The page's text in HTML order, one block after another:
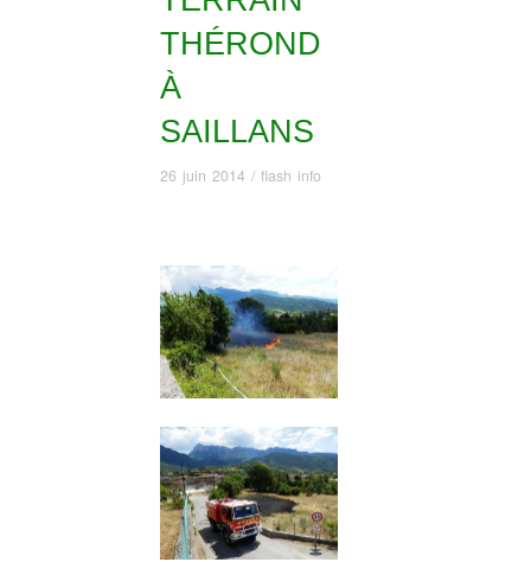
THÉROND
À
SAILLANS
26 juin 2014/ flash info